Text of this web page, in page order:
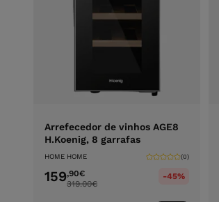
Arrefecedor de vinhos AGE8
H.Koenig, 8 garrafas
HOME HOME (0)
159,90€
319.00€
-45%